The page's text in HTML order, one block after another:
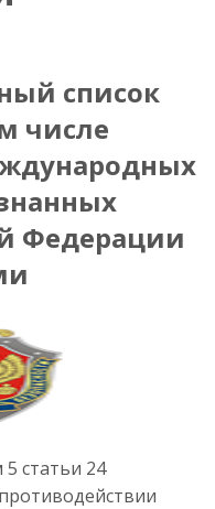
список
числе
Федерации
статьи 24